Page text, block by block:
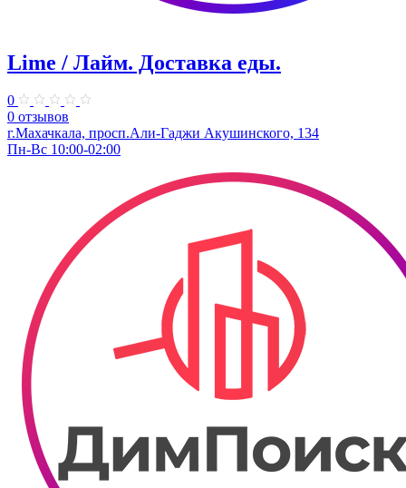
Lime / Лайм. Доставка еды.
0
0 отзывов
г.Махачкала, просп.Али-Гаджи Акушинского, 134
Пн-Вс 10:00-02:00